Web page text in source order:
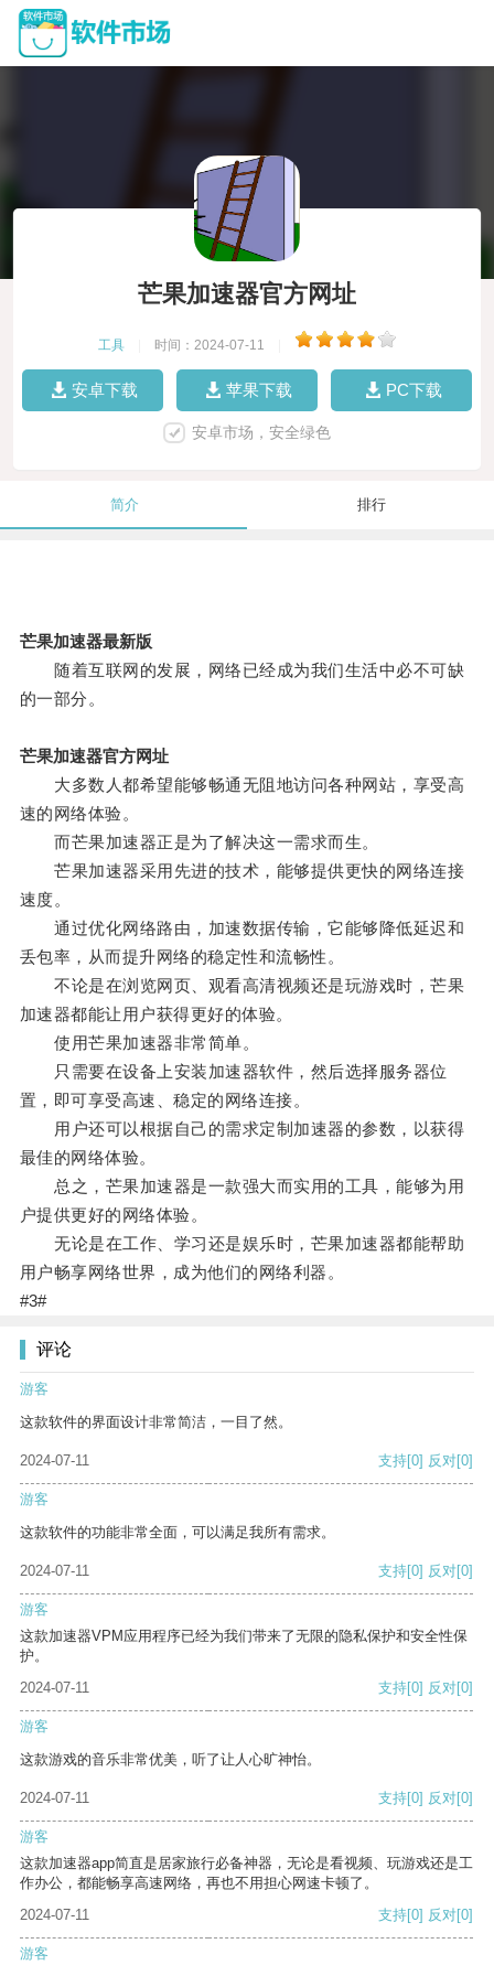
芒果加速器官方网址
工具 时间：2024-07-11
安卓下载 苹果下载 PC下载
安卓市场，安全绿色
简介 排行
芒果加速器最新版
随着互联网的发展，网络已经成为我们生活中必不可缺
的一部分。
芒果加速器官方网址
大多数人都希望能够畅通无阻地访问各种网站，享受高
速的网络体验。
而芒果加速器正是为了解决这一需求而生。
芒果加速器采用先进的技术，能够提供更快的网络连接
速度。
通过优化网络路由，加速数据传输，它能够降低延迟和
丢包率，从而提升网络的稳定性和流畅性。
不论是在浏览网页、观看高清视频还是玩游戏时，芒果
加速器都能让用户获得更好的体验。
使用芒果加速器非常简单。
只需要在设备上安装加速器软件，然后选择服务器位
置，即可享受高速、稳定的网络连接。
用户还可以根据自己的需求定制加速器的参数，以获得
最佳的网络体验。
总之，芒果加速器是一款强大而实用的工具，能够为用
户提供更好的网络体验。
无论是在工作、学习还是娱乐时，芒果加速器都能帮助
用户畅享网络世界，成为他们的网络利器。
#3#
评论
游客
这款软件的界面设计非常简洁，一目了然。
2024-07-11 支持[0] 反对[0]
游客
这款软件的功能非常全面，可以满足我所有需求。
2024-07-11 支持[0] 反对[0]
游客
这款加速器VPM应用程序已经为我们带来了无限的隐私保护和安全性保
护。
2024-07-11
支持[0] 反对[0]
游客
这款游戏的音乐非常优美，听了让人心旷神怡。
2024-07-11 支持[0] 反对[0]
游客
这款加速器app简直是居家旅行必备神器，无论是看视频、玩游戏还是工
作办公，都能畅享高速网络，再也不用担心网速卡顿了。
2024-07-11
支持[0] 反对[0]
游客